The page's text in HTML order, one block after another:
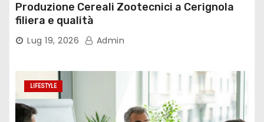
Produzione Cereali Zootecnici a Cerignola
filiera e qualità
Lug 19, 2026 Admin
LIFESTYLE